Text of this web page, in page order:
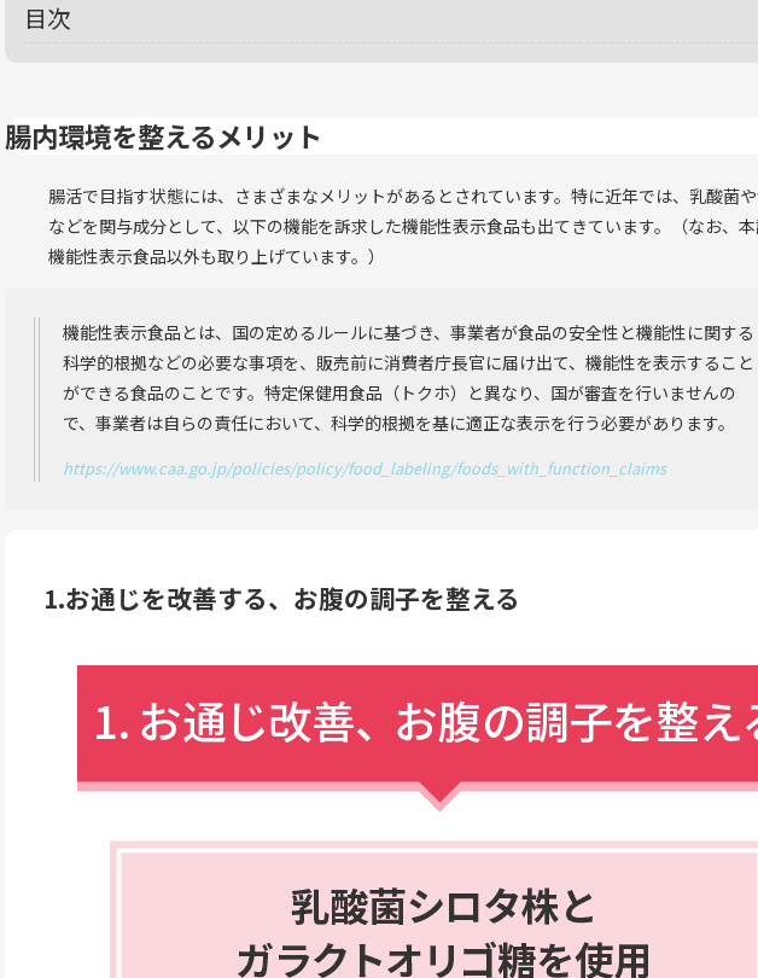
目次
腸内環境を整えるメリット
腸活で目指す状態には、さまざまなメリットがあるとされています。特に近年では、乳酸菌
などを関与成分として、以下の機能を訴求した機能性表示食品も出てきています。（なお、
機能性表示食品以外も取り上げています。）
機能性表示食品とは、国の定めるルールに基づき、事業者が食品の安全性と機能性に関する
科学的根拠などの必要な事項を、販売前に消費者庁長官に届け出て、機能性を表示すること
ができる食品のことです。特定保健用食品（トクホ）と異なり、国が審査を行いませんの
で、事業者は自らの責任において、科学的根拠を基に適正な表示を行う必要があります。
https://www.caa.go.jp/policies/policy/food_labeling/foods_with_function_claims
1.お通じを改善する、お腹の調子を整える